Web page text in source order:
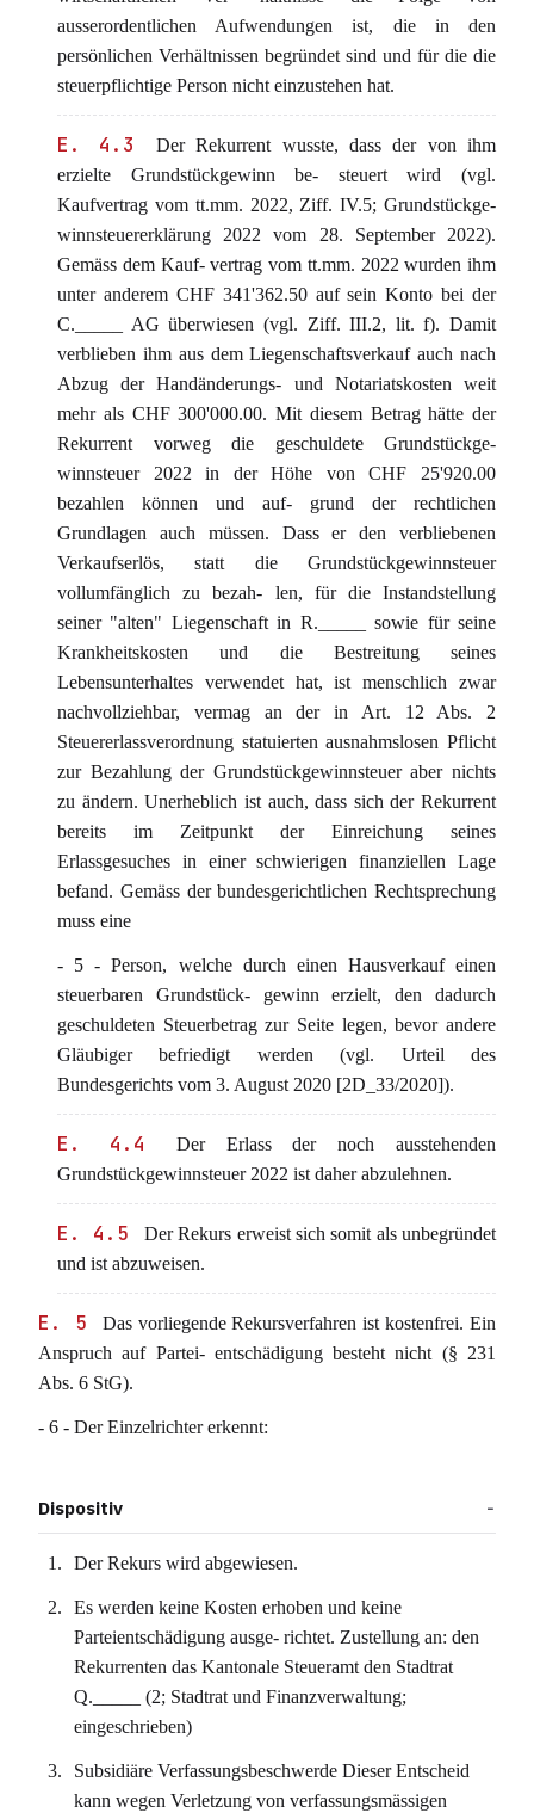
ausserordentlichen Aufwendungen ist, die in den
persönlichen Verhältnissen begründet sind und für die die
steuerpflichtige Person nicht einzustehen hat.
E. 4.3
Der Rekurrent wusste, dass der von ihm
erzielte Grundstückgewinn be- steuert wird (vgl.
Kaufvertrag vom tt.mm. 2022, Ziff. IV.5; Grundstückge-
winnsteuererklärung 2022 vom 28. September 2022).
Gemäss dem Kauf- vertrag vom tt.mm. 2022 wurden ihm
unter anderem CHF 341'362.50 auf sein Konto bei der
C._____ AG überwiesen (vgl. Ziff. III.2, lit. f). Damit
verblieben ihm aus dem Liegenschaftsverkauf auch nach
Abzug der Handänderungs- und Notariatskosten weit
mehr als CHF 300'000.00. Mit diesem Betrag hätte der
Rekurrent vorweg die geschuldete Grundstückge-
winnsteuer 2022 in der Höhe von CHF 25'920.00
bezahlen können und auf- grund der rechtlichen
Grundlagen auch müssen. Dass er den verbliebenen
Verkaufserlös, statt die Grundstückgewinnsteuer
vollumfänglich zu bezah- len, für die Instandstellung
seiner "alten" Liegenschaft in R._____ sowie für seine
Krankheitskosten und die Bestreitung seines
Lebensunterhaltes verwendet hat, ist menschlich zwar
nachvollziehbar, vermag an der in Art. 12 Abs. 2
Steuererlassverordnung statuierten ausnahmslosen Pflicht
zur Bezahlung der Grundstückgewinnsteuer aber nichts
zu ändern. Unerheblich ist auch, dass sich der Rekurrent
bereits im Zeitpunkt der Einreichung seines
Erlassgesuches in einer schwierigen finanziellen Lage
befand. Gemäss der bundesgerichtlichen Rechtsprechung
muss eine
- 5 - Person, welche durch einen Hausverkauf einen
steuerbaren Grundstück- gewinn erzielt, den dadurch
geschuldeten Steuerbetrag zur Seite legen, bevor andere
Gläubiger befriedigt werden (vgl. Urteil des
Bundesgerichts vom 3. August 2020 [2D_33/2020]).
E. 4.4
Der Erlass der noch ausstehenden
Grundstückgewinnsteuer 2022 ist daher abzulehnen.
E. 4.5
Der Rekurs erweist sich somit als unbegründet
und ist abzuweisen.
E. 5
Das vorliegende Rekursverfahren ist kostenfrei. Ein
Anspruch auf Partei- entschädigung besteht nicht (§ 231
Abs. 6 StG).
- 6 - Der Einzelrichter erkennt:
Dispositiv
Der Rekurs wird abgewiesen.
Es werden keine Kosten erhoben und keine
Parteientschädigung ausge- richtet. Zustellung an: den
Rekurrenten das Kantonale Steueramt den Stadtrat
Q._____ (2; Stadtrat und Finanzverwaltung;
eingeschrieben)
Subsidiäre Verfassungsbeschwerde Dieser Entscheid
kann wegen Verletzung von verfassungsmässigen